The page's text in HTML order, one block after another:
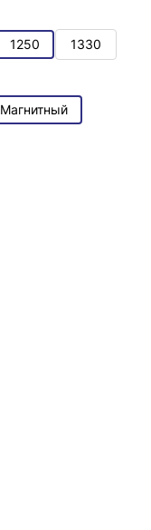
1250 1330
Магнитный